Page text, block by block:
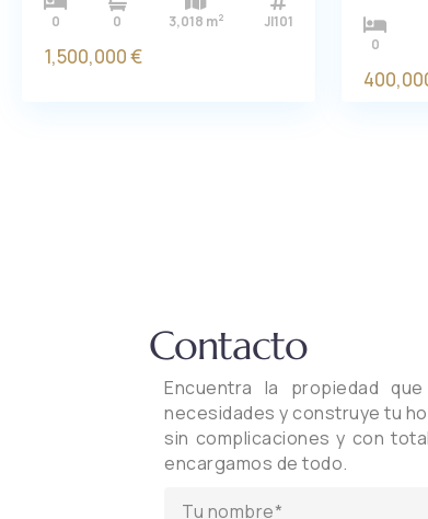
0 0 3,018 m2 JI101
1,500,000 € 0
Contacto
Encuentra la propiedad
necesidades y construye tu
sin complicaciones y con
encargamos de todo.